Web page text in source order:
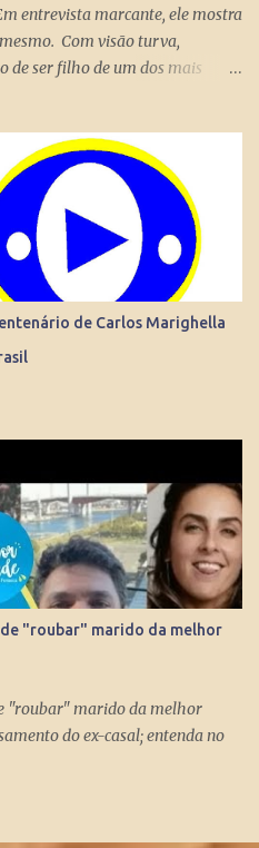
entrevista marcante, ele mostra
Com visão turva,
de ser filho de um dos mais
criador dos programas
Cartão Verde, entre inúmeros
Tentou ser jogador de
estava nas suas veias. Foi
direto de fazer grandes
e o domínio de idiomas o colocou
Contratado pela Globo, sem
houve nepotismo, se tornou um
matérias especiais para o Jornal
de Carlos Marighella
"roubar" marido da melhor
"roubar" marido da melhor
do ex-casal; entenda no